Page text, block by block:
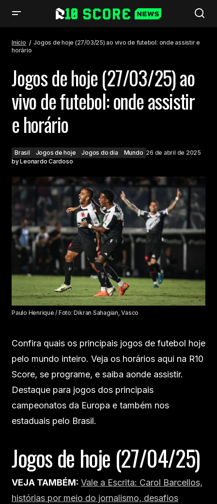
Início
Jogos de hoje (27/03/25) ao vivo de futebol: onde assistir e
horário
Jogos de hoje (27/03/25) ao
vivo de futebol: onde assistir
e horário
Brasil Jogos de hoje Jogos do dia Mundo 26 de abril de 2025
byLeonardo Cardoso
Paulo Henrique / Foto: Dikran Sahagian, Vasco
Confira quais os principais jogos de futebol hoje
pelo mundo inteiro. Veja os horários aqui na R10
Score, se programe, e saiba aonde assistir.
Destaque para jogos dos principais
campeonatos da Europa e também nos
estaduais pelo Brasil.
Jogos de hoje (27/04/25)
VEJA TAMBÉM: Vale a Escrita: Carol Barcellos,
histórias por meio do jornalismo, desafios